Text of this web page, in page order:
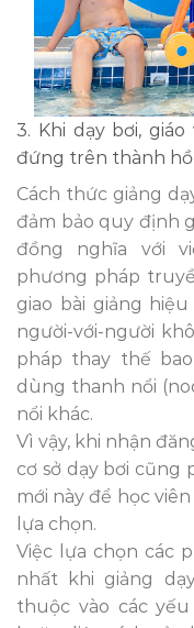
3. Khi dạy bơi,
đứng trên thành hồ
Cách thức giảng
đảm bảo quy định
đồng nghĩa với
phương pháp
giao bài giảng
người-với-người
pháp thay thế
dùng thanh nổi
nổi khác.
Vì vậy, khi nhận
cơ sở dạy bơi cũng
mới này để học
lựa chọn.
Việc lựa chọn các
nhất khi giảng
thuộc vào các